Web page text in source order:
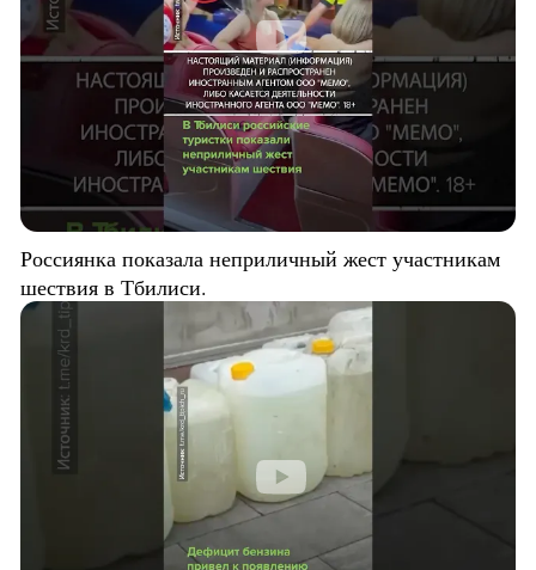
Россиянка показала неприличный жест участникам
шествия в Тбилиси.